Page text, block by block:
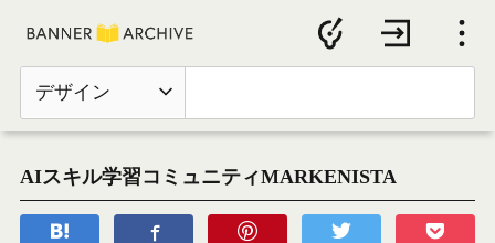
デザイン
AIスキル学習コミュニティMARKENISTA